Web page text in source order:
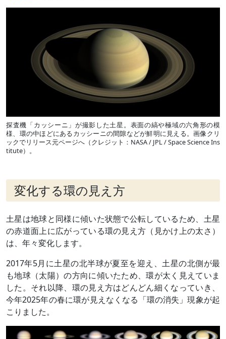
探査機「カッシーニ」が撮影した土星。表面の縞や極域の六角形の模
様、環の中ほどにあるカッシーニの間隙などが鮮明に見える。画像クリ
ックでリリース元ページへ（クレジット：NASA / JPL / Space Science Ins
titute）。
変化する環の見え方
土星は地球と同様に傾いた状態で公転しているため、土星
の赤道面上に広がっている環の見え方（見かけ上の太さ）
は、年々変化します。
2017年5月に土星の北半球が夏至を迎え、土星の北側が最
も地球（太陽）の方向に傾いたため、環が太く見えていま
した。それ以降、環の見え方はどんどん細くなっていき、
今年2025年の春に環が見えなくなる「環の消失」現象が起
こりました。